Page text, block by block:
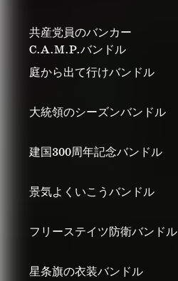
共産党員のバンカー
C.A.M.P.バンドル
庭から出て行けバンドル
大統領のシーズンバンドル
建国300周年記念バンドル
景気よくいこうバンドル
フリーステイツ防衛バンドル
星条旗の衣装バンドル